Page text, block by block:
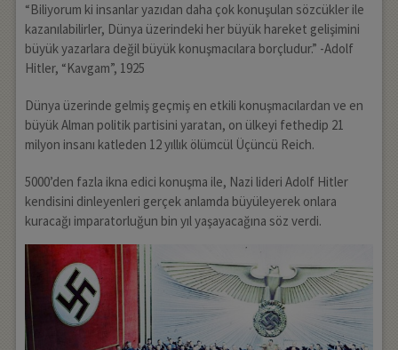
“Biliyorum ki insanlar yazıdan daha çok konuşulan sözcükler ile
kazanılabilirler, Dünya üzerindeki her büyük hareket gelişimini
büyük yazarlara değil büyük konuşmacılara borçludur.” -Adolf
Hitler, “Kavgam”, 1925
Dünya üzerinde gelmiş geçmiş en etkili konuşmacılardan ve en
büyük Alman politik partisini yaratan, on ülkeyi fethedip 21
milyon insanı katleden 12 yıllık ölümcül Üçüncü Reich.
5000’den fazla ikna edici konuşma ile, Nazi lideri Adolf Hitler
kendisini dinleyenleri gerçek anlamda büyüleyerek onlara
kuracağı imparatorluğun bin yıl yaşayacağına söz verdi.